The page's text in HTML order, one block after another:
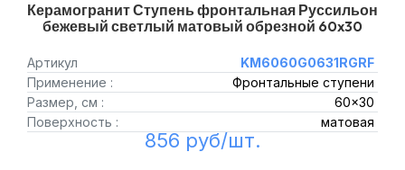
Керамогранит Ступень фронтальная Руссильон
бежевый светлый матовый обрезной 60x30
Артикул
KM6060G0631RGRF
Применение :
Фронтальные ступени
Размер, см :
60x30
Поверхность :
матовая
856 руб/шт.